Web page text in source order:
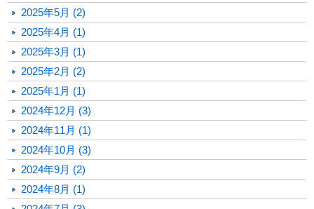
2025年5月 (2)
2025年4月 (1)
2025年3月 (1)
2025年2月 (2)
2025年1月 (1)
2024年12月 (3)
2024年11月 (1)
2024年10月 (3)
2024年9月 (2)
2024年8月 (1)